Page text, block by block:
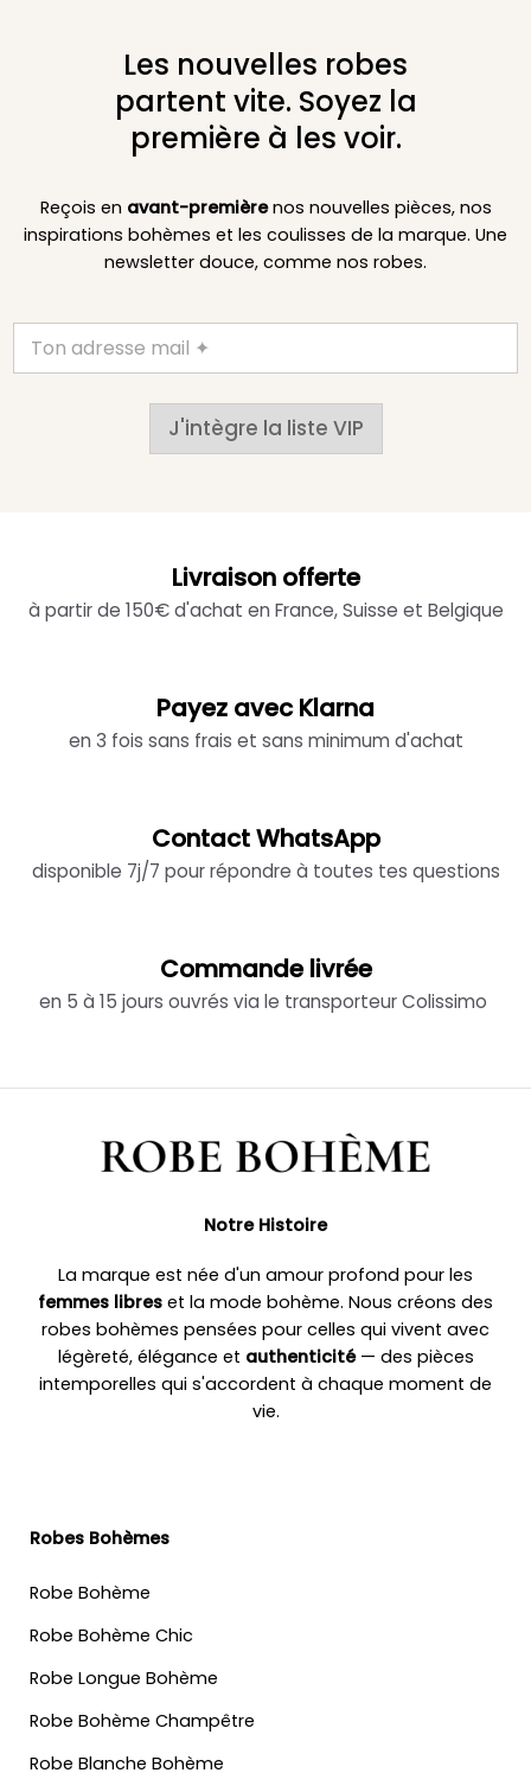
Les nouvelles robes
partent vite. Soyez la
première à les voir.
Reçois en avant-premièrenos nouvelles pièces, nos
inspirations bohèmes et les coulisses de la marque. Une
newsletter douce, comme nos robes.
J'intègre la liste VIP
Livraison offerte
à partir de 150€ d'achat en France, Suisse et Belgique
Payez avec Klarna
en 3 fois sans frais et sans minimum d'achat
Contact WhatsApp
disponible 7j/7 pour répondre à toutes tes questions
Commande livrée
en 5 à 15 jours ouvrés via le transporteur Colissimo
Notre Histoire
La marque est née d'un amour profond pour les
femmes libres et la mode bohème. Nous créons des
robes bohèmes pensées pour celles qui vivent avec
légèreté, élégance et authenticité— des pièces
intemporelles qui s'accordent à chaque moment de
vie.
Robes Bohèmes
Robe Bohème
Robe Bohème Chic
Robe Longue Bohème
Robe Bohème Champêtre
Robe Blanche Bohème